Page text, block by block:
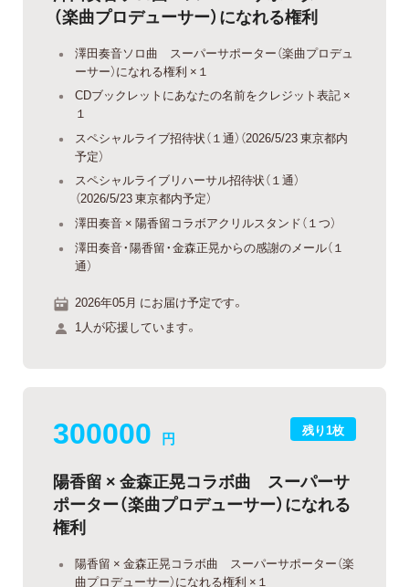
（楽曲プロデューサー）になれる権利
澤田奏音ソロ曲 スーパーサポーター（楽曲プロデュ
ーサー）になれる権利 ×１
CDブックレットにあなたの名前をクレジット表記 ×
１
スペシャルライブ招待状（１通）（2026/5/23 東京都内
予定）
スペシャルライブリハーサル招待状（１通）
（2026/5/23 東京都内予定）
澤田奏音 × 陽香留コラボアクリルスタンド（１つ）
澤田奏音・陽香留・金森正晃からの感謝のメール（１
通）
2026年05月 にお届け予定です。
1人が応援しています。
残り1枚
300000 円
陽香留 × 金森正晃コラボ曲 スーパーサ
ポーター（楽曲プロデューサー）になれる
権利
陽香留 × 金森正晃コラボ曲 スーパーサポーター（楽
曲プロデューサー）になれる権利 ×１